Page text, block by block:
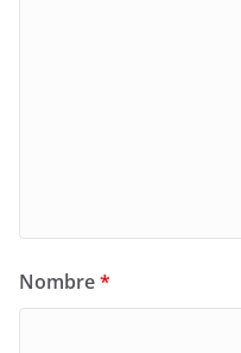
Nombre*